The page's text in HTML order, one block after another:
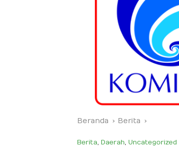
Beranda Berita
Berita, Daerah, Uncategorized